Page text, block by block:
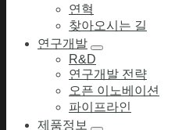
연혁
찾아오시는 길
연구개발
R&D
연구개발 전략
오픈 이노베이션
파이프라인
제품정보